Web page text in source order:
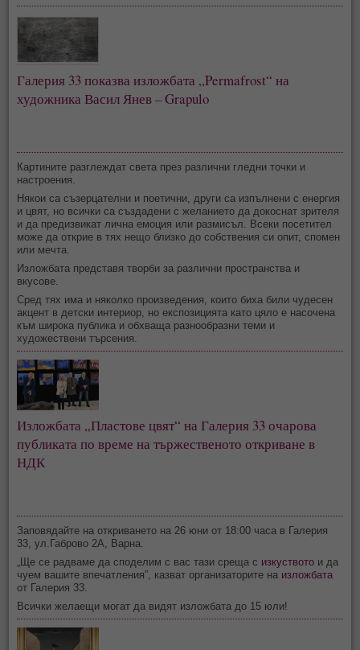
Галерия 33 показва изложбата „Permafrost“ на
художника Васил Янев – Grapulo
Картините разглеждат света през различни гледни точки и
настроения.
Някои са съзерцателни и поетични, други са изпълнени с енергия
и цвят, но всички са създадени с желанието да докоснат зрителя
и да предизвикат лична емоция или размисъл. Всеки посетител
може да открие в тях нещо близко до собствения си опит, спомен
или мечта.
Изложбата представя творби за различни пространства и
вкусове.
Сред тях има и няколко произведения, които биха били чудесен
акцент в детски интериор, но експозицията като цяло е насочена
към широка публика и обхваща разнообразни теми и
художествени търсения.
Изложбата „Пластове цвят“ на Галерия 33 очарова
публиката по време на тържественото откриване в
НДК
Заповядайте на откриването на 26 юни от 18:00 часа в Галерия
33, ул.Габрово 2А, Варна.
„Ще се радваме да споделим с вас тази среща с изкуството и да
чуем вашите впечатления”, казват организаторите на изложбата
от Галерия 33.
Всички желаещи могат да видят изложбата до 15 юли!